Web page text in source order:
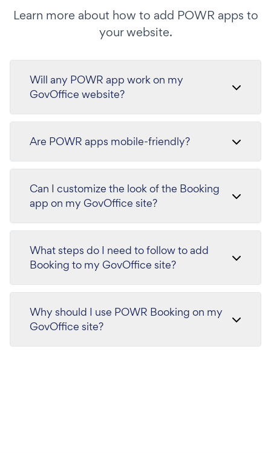
Learn more about how to add POWR apps to
your website.
Will any POWR app work on my
GovOffice website?
Are POWR apps mobile-friendly?
Can I customize the look of the Booking
app on my GovOffice site?
What steps do I need to follow to add
Booking to my GovOffice site?
Why should I use POWR Booking on my
GovOffice site?